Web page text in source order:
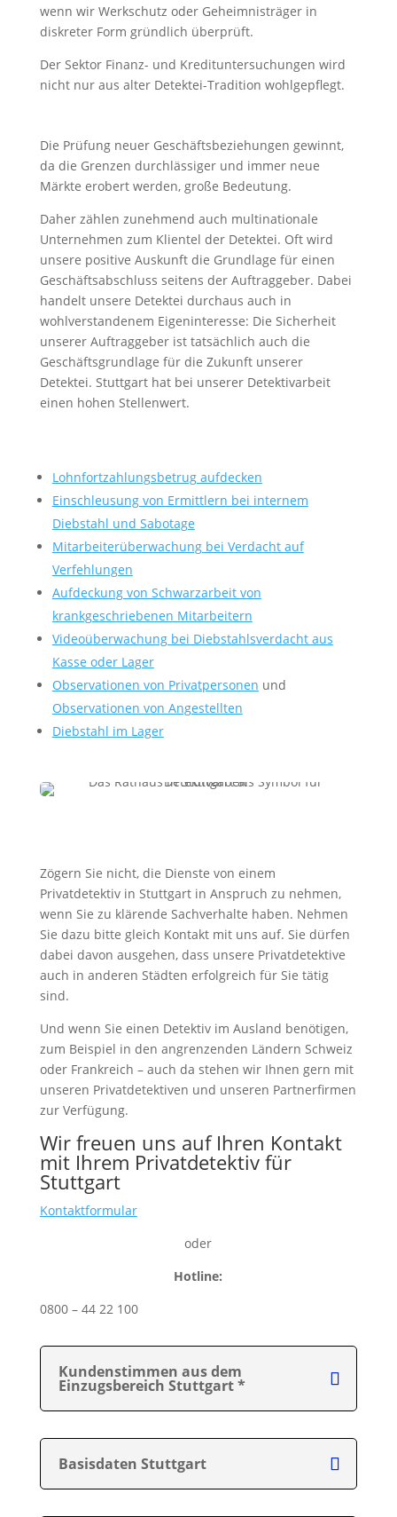
wenn wir Werkschutz oder Geheimnisträger in
diskreter Form gründlich überprüft.
Der Sektor Finanz- und Kredituntersuchungen wird
nicht nur aus alter Detektei-Tradition wohlgepflegt.
Die Prüfung neuer Geschäftsbeziehungen gewinnt,
da die Grenzen durchlässiger und immer neue
Märkte erobert werden, große Bedeutung.
Daher zählen zunehmend auch multinationale
Unternehmen zum Klientel der Detektei. Oft wird
unsere positive Auskunft die Grundlage für einen
Geschäftsabschluss seitens der Auftraggeber. Dabei
handelt unsere Detektei durchaus auch in
wohlverstandenem Eigeninteresse: Die Sicherheit
unserer Auftraggeber ist tatsächlich auch die
Geschäftsgrundlage für die Zukunft unserer
Detektei. Stuttgart hat bei unserer Detektivarbeit
einen hohen Stellenwert.
Lohnfortzahlungsbetrug aufdecken
Einschleusung von Ermittlern bei internem
Diebstahl und Sabotage
Mitarbeiterüberwachung bei Verdacht auf
Verfehlungen
Aufdeckung von Schwarzarbeit von
krankgeschriebenen Mitarbeitern
Videoüberwachung bei Diebstahlsverdacht aus
Kasse oder Lager
Observationen von Privatpersonen und
Observationen von Angestellten
Diebstahl im Lager
Zögern Sie nicht, die Dienste von einem
Privatdetektiv in Stuttgart in Anspruch zu nehmen,
wenn Sie zu klärende Sachverhalte haben. Nehmen
Sie dazu bitte gleich Kontakt mit uns auf. Sie dürfen
dabei davon ausgehen, dass unsere Privatdetektive
auch in anderen Städten erfolgreich für Sie tätig
sind.
Und wenn Sie einen Detektiv im Ausland benötigen,
zum Beispiel in den angrenzenden Ländern Schweiz
oder Frankreich – auch da stehen wir Ihnen gern mit
unseren Privatdetektiven und unseren Partnerfirmen
zur Verfügung.
Wir freuen uns auf Ihren Kontakt
mit Ihrem Privatdetektiv für
Stuttgart
Kontaktformular
oder
Hotline:
0800 – 44 22 100
Kundenstimmen aus dem
Einzugsbereich Stuttgart *
Basisdaten Stuttgart